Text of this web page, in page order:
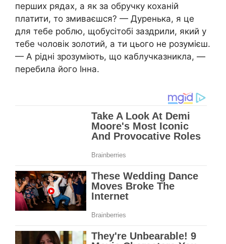
перших рядах, а як за обручку коханій
платити, то змиваєшся? — Дуренька, я це
для тебе роблю, щобусітобі заздрили, який у
тебе чоловік золотий, а ти цього не розумієш.
— А рідні зрозуміють, що каблучказникла, —
перебила його Інна.